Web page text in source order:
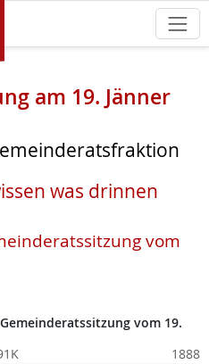
am 19. Jänner
was drinnen
vom
vom 19.
1888